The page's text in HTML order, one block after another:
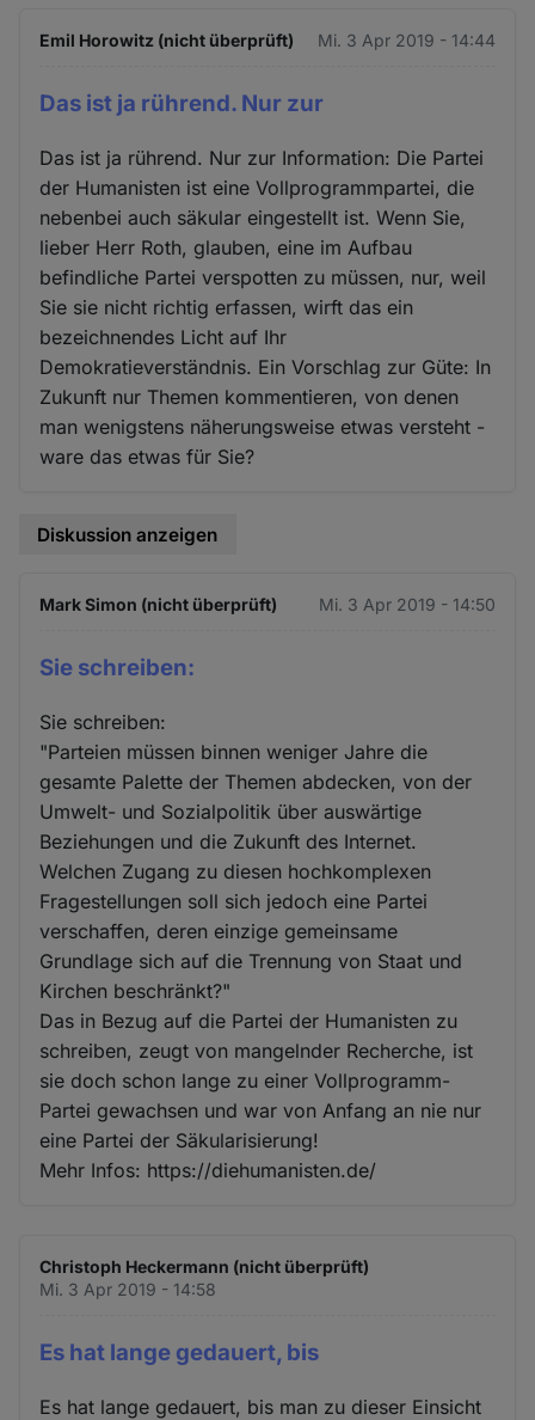
Emil Horowitz (nicht überprüft) Mi. 3 Apr 2019 - 14:44
Das ist ja rührend. Nur zur
Das ist ja rührend. Nur zur Information: Die Partei
der Humanisten ist eine Vollprogrammpartei, die
nebenbei auch säkular eingestellt ist. Wenn Sie,
lieber Herr Roth, glauben, eine im Aufbau
befindliche Partei verspotten zu müssen, nur, weil
Sie sie nicht richtig erfassen, wirft das ein
bezeichnendes Licht auf Ihr
Demokratieverständnis. Ein Vorschlag zur Güte: In
Zukunft nur Themen kommentieren, von denen
man wenigstens näherungsweise etwas versteht -
ware das etwas für Sie?
Diskussion anzeigen
Mark Simon (nicht überprüft) Mi. 3 Apr 2019 - 14:50
Sie schreiben:
Sie schreiben:
"Parteien müssen binnen weniger Jahre die
gesamte Palette der Themen abdecken, von der
Umwelt- und Sozialpolitik über auswärtige
Beziehungen und die Zukunft des Internet.
Welchen Zugang zu diesen hochkomplexen
Fragestellungen soll sich jedoch eine Partei
verschaffen, deren einzige gemeinsame
Grundlage sich auf die Trennung von Staat und
Kirchen beschränkt?"
Das in Bezug auf die Partei der Humanisten zu
schreiben, zeugt von mangelnder Recherche, ist
sie doch schon lange zu einer Vollprogramm-
Partei gewachsen und war von Anfang an nie nur
eine Partei der Säkularisierung!
Mehr Infos: https://diehumanisten.de/
Christoph Heckermann (nicht überprüft)
Mi. 3 Apr 2019 - 14:58
Es hat lange gedauert, bis
Es hat lange gedauert, bis man zu dieser Einsicht